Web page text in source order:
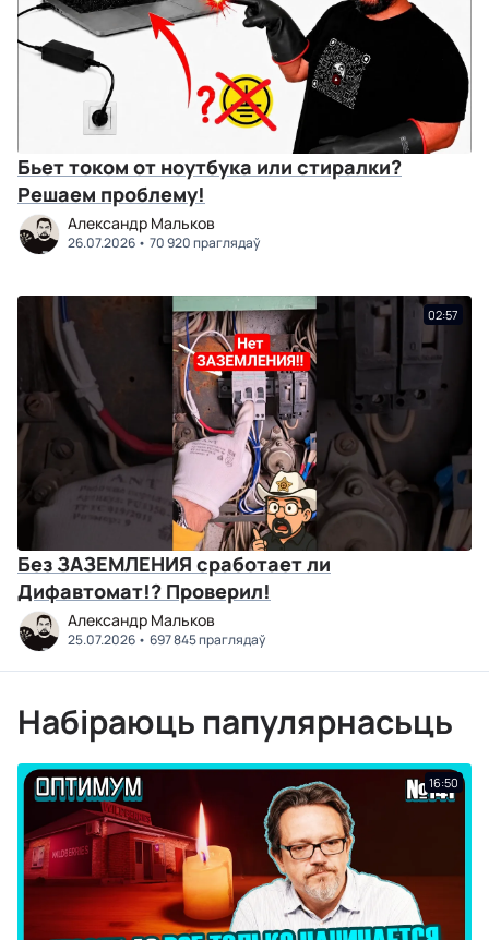
Бьет током от ноутбука или стиралки?
Решаем проблему!
Александр Мальков
26.07.2026 70 920 праглядаў
02:57
Без ЗАЗЕМЛЕНИЯ сработает ли
Дифавтомат!? Проверил!
Александр Мальков
25.07.2026 697 845 праглядаў
Набіраюць папулярнасьць
16:50